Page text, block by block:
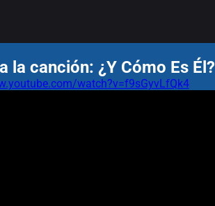
la canción: ¿Y Cómo Es Él?
watch?v=f9sGyvLfQk4